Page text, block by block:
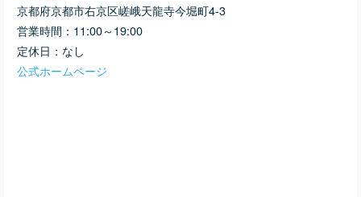
京都府京都市右京区嵯峨天龍寺今堀町4-3
営業時間：11:00～19:00
定休日：なし
公式ホームページ